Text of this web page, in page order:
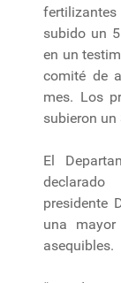
fertilizantes
subido un
en un
comité de
mes. Los
subieron un
El
presidente
una
asequibles.